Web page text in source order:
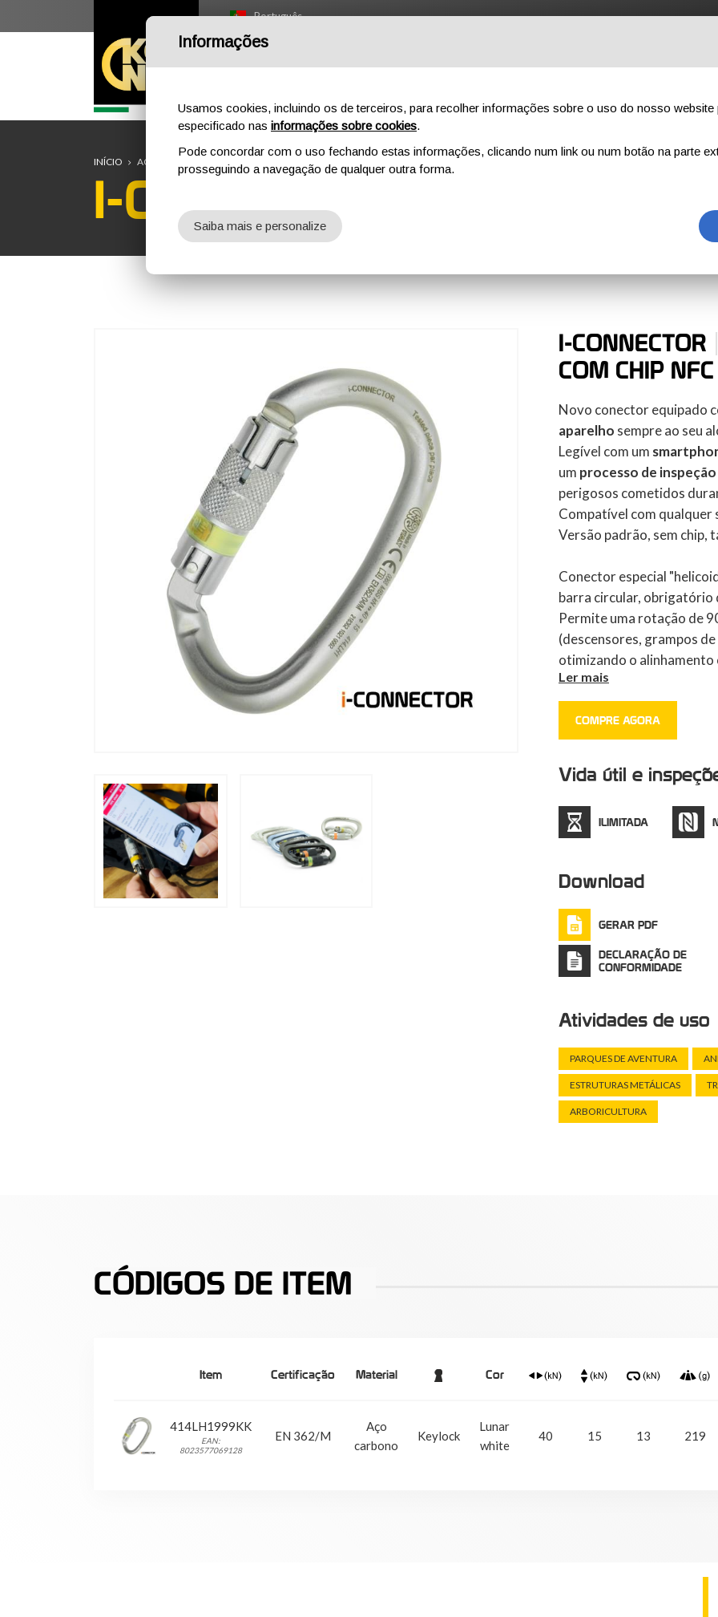
Português
INÍCIO AO AR LIVRE PROFISSIONAL COMPONENTES
INÍCIO AO AR LIVRE PROFISSIONAL COMPONENTES MOSQUETÕES/CONECTORES
I-OVALONE DNA
I-CONNECTOR |
COM CHIP NFC
Novo conector equipado
aparelho sempre ao seu
Legível com um
um processo de
perigosos cometidos
Compatível com qualquer
Versão padrão, sem chip,
Conector especial
barra circular, obrigatório
Permite uma rotação de
(descensores, grampos
otimizando o alinhamento
Disponível com trava Auto
movimentos), em
Produto de alta
Novo acabamento
comparação com a
resistência à corrosão,
dispositivos têxteis.
Ler mais
COMPRE AGORA
Vida útil e
ILIMITADA
Download
GERAR PDF
DECLARAÇÃO DE
CONFORMIDADE
Atividades de uso
PARQUES DE AVENTURA
ESTRUTURAS METÁLICAS
ARBORICULTURA
CÓDIGOS DE ITEM
Item Certificação Material Cor
414LH1999KK
EAN:
8023577069128
EN 362/M
Aço
carbono
Keylock
Lunar
white
40 15 13 219
Informações
Usamos cookies, incluindo os de terceiros, para recolher informações sobre o uso do nosso
especificado nas informações sobre cookies.
Pode concordar com o uso fechando estas informações, clicando num link ou num botão na parte
prosseguindo a navegação de qualquer outra forma.
Saiba mais e personalize